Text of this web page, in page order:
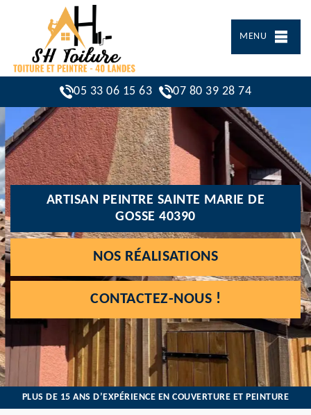
MENU
05 33 06 15 63 07 80 39 28 74
ARTISAN PEINTRE SAINTE MARIE DE
GOSSE 40390
NOS RÉALISATIONS
CONTACTEZ-NOUS !
PLUS DE 15 ANS D’EXPÉRIENCE EN COUVERTURE ET PEINTURE